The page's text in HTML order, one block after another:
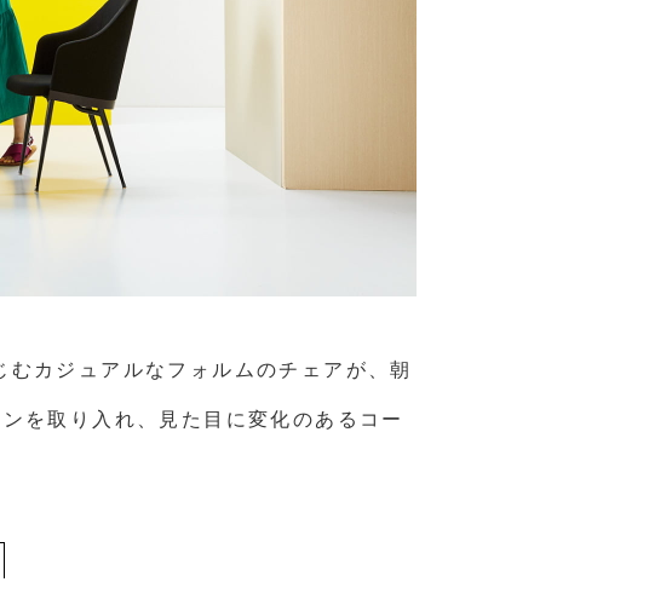
カジュアルなフォルムのチェアが、朝
を取り入れ、見た目に変化のあるコー